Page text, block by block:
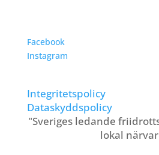
Facebook
Instagram
Integritetspolicy
Dataskyddspolicy
"Sveriges ledande
lokal